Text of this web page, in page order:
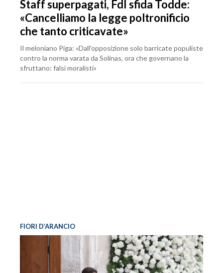
Staff superpagati, FdI sfida Todde:
«Cancelliamo la legge poltronificio
che tanto criticavate»
Il meloniano Piga: «Dall’opposizione solo barricate populiste
contro la norma varata da Solinas, ora che governano la
sfruttano: falsi moralisti»
FIORI D’ARANCIO